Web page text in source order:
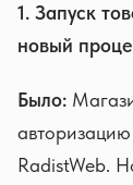
1. Запуск
новый
Было:
RadistWeb.